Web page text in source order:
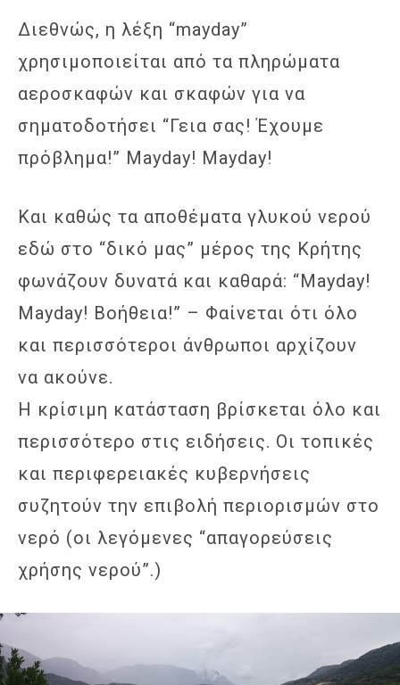
Διεθνώς, η λέξη “mayday”
χρησιμοποιείται από τα πληρώματα
αεροσκαφών και σκαφών για να
σηματοδοτήσει “Γεια σας! Έχουμε
πρόβλημα!” Mayday! Mayday!
Και καθώς τα αποθέματα γλυκού νερού
εδώ στο “δικό μας” μέρος της Κρήτης
φωνάζουν δυνατά και καθαρά: “Mayday!
Mayday! Βοήθεια!” – Φαίνεται ότι όλο
και περισσότεροι άνθρωποι αρχίζουν
να ακούνε.
Η κρίσιμη κατάσταση βρίσκεται όλο και
περισσότερο στις ειδήσεις. Οι τοπικές
και περιφερειακές κυβερνήσεις
συζητούν την επιβολή περιορισμών στο
νερό (οι λεγόμενες “απαγορεύσεις
χρήσης νερού”.)